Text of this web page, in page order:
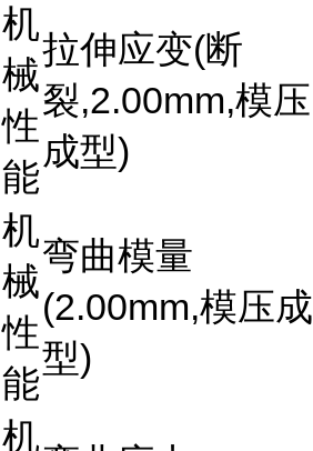
机
械
性
能
拉伸应变(断
裂,2.00mm,模压
成型)
机
械
性
能
弯曲模量
(2.00mm,模压成
型)
机